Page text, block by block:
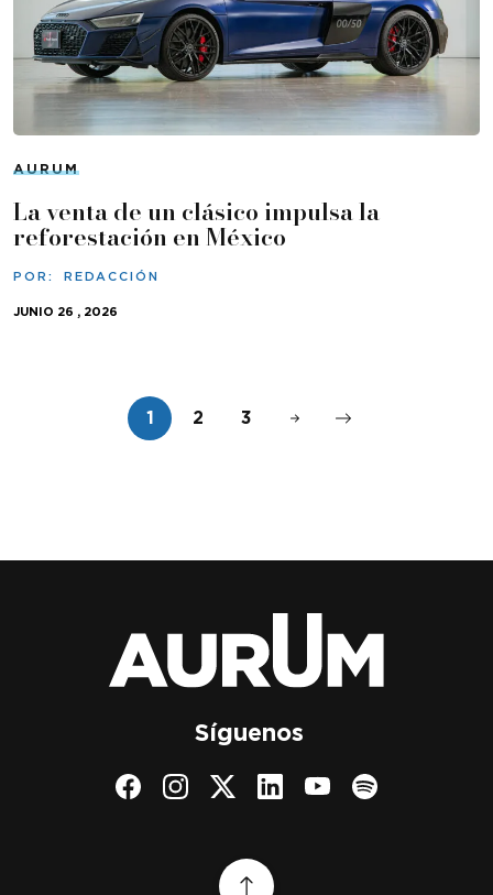
AURUM
La venta de un clásico impulsa la
reforestación en México
POR: REDACCIÓN
JUNIO 26 , 2026
1 2 3
Síguenos